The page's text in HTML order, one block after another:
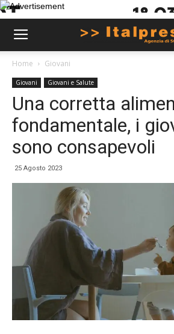
Home Giovani
Giovani Giovani e Salute
Una corretta
fondamentale, i
sono consapevoli
25 Agosto 2023